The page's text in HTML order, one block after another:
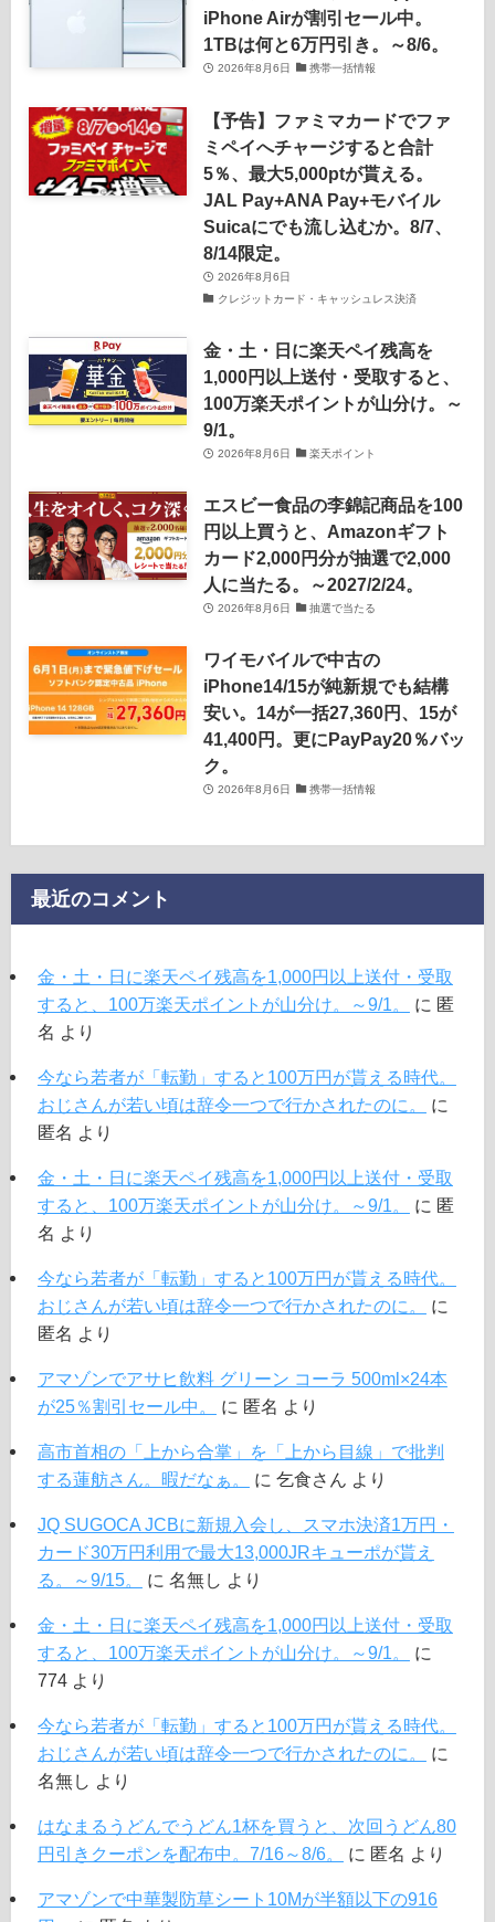
iPhone Airが割引セール中。
1TBは何と6万円引き。～8/6。
2026年8月6日 携帯一括情報
【予告】ファミマカードでファ
ミペイへチャージすると合計
5％、最大5,000ptが貰える。
JAL Pay+ANA Pay+モバイル
Suicaにでも流し込むか。8/7、
8/14限定。
2026年8月6日
クレジットカード・キャッシュレス決済
金・土・日に楽天ペイ残高を
1,000円以上送付・受取すると、
100万楽天ポイントが山分け。～
9/1。
2026年8月6日 楽天ポイント
エスビー食品の李錦記商品を100
円以上買うと、Amazonギフト
カード2,000円分が抽選で2,000
人に当たる。～2027/2/24。
2026年8月6日 抽選で当たる
ワイモバイルで中古の
iPhone14/15が純新規でも結構
安い。14が一括27,360円、15が
41,400円。更にPayPay20％バッ
ク。
2026年8月6日 携帯一括情報
最近のコメント
金・土・日に楽天ペイ残高を1,000円以上送付・受取
すると、100万楽天ポイントが山分け。～9/1。
に 匿
名 より
今なら若者が「転勤」すると100万円が貰える時代。
おじさんが若い頃は辞令一つで行かされたのに。
に
匿名 より
金・土・日に楽天ペイ残高を1,000円以上送付・受取
すると、100万楽天ポイントが山分け。～9/1。
に 匿
名 より
今なら若者が「転勤」すると100万円が貰える時代。
おじさんが若い頃は辞令一つで行かされたのに。
に
匿名 より
アマゾンでアサヒ飲料 グリーン コーラ 500ml×24本
が25％割引セール中。
に 匿名 より
高市首相の「上から合掌」を「上から目線」で批判
する蓮舫さん。暇だなぁ。
に 乞食さん より
JQ SUGOCA JCBに新規入会し、スマホ決済1万円・
カード30万円利用で最大13,000JRキューポが貰え
る。～9/15。
に 名無し より
金・土・日に楽天ペイ残高を1,000円以上送付・受取
すると、100万楽天ポイントが山分け。～9/1。
に
774より
今なら若者が「転勤」すると100万円が貰える時代。
おじさんが若い頃は辞令一つで行かされたのに。
に
名無し より
はなまるうどんでうどん1杯を買うと、次回うどん80
円引きクーポンを配布中。7/16～8/6。
に 匿名 より
アマゾンで中華製防草シート10Mが半額以下の916